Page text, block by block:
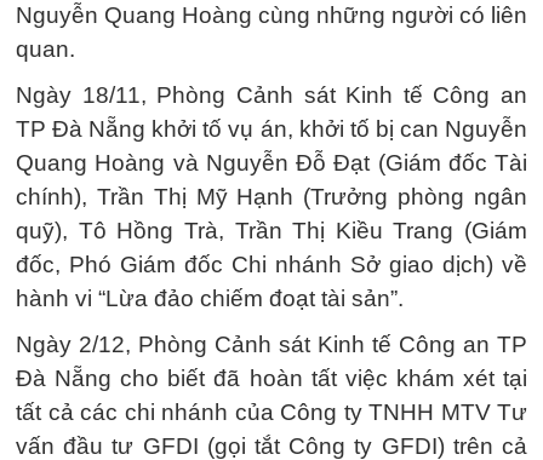
Nguyễn Quang Hoàng cùng những người có liên
quan.
Ngày 18/11, Phòng Cảnh sát Kinh tế Công an
TP Đà Nẵng khởi tố vụ án, khởi tố bị can Nguyễn
Quang Hoàng và Nguyễn Đỗ Đạt (Giám đốc Tài
chính), Trần Thị Mỹ Hạnh (Trưởng phòng ngân
quỹ), Tô Hồng Trà, Trần Thị Kiều Trang (Giám
đốc, Phó Giám đốc Chi nhánh Sở giao dịch) về
hành vi “Lừa đảo chiếm đoạt tài sản”.
Ngày 2/12, Phòng Cảnh sát Kinh tế Công an TP
Đà Nẵng cho biết đã hoàn tất việc khám xét tại
tất cả các chi nhánh của Công ty TNHH MTV Tư
vấn đầu tư GFDI (gọi tắt Công ty GFDI) trên cả